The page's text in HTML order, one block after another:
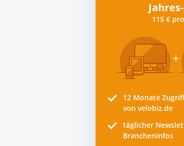
115 €
12 Monate
von velobiz.de
täglicher
Brancheninfos